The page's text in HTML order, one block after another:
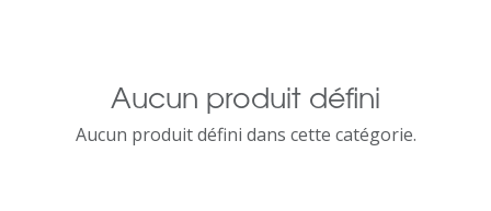
Aucun produit défini
Aucun produit défini dans cette catégorie.